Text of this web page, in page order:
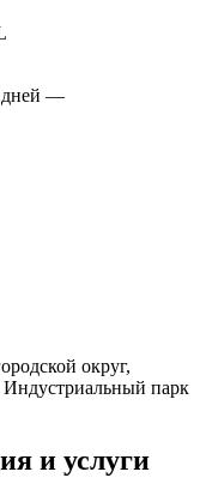
дней —
округ,
Индустриальный парк
и услуги